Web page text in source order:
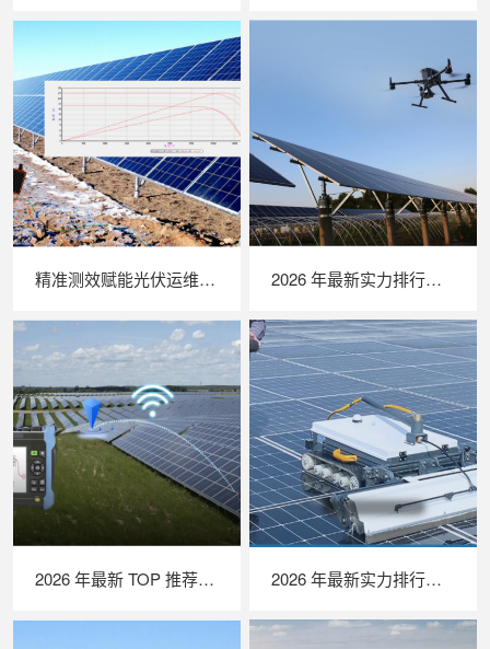
精准测效赋能光伏运维，苏州 LAILX LX‑PV32 便携式 IV 测试仪打造现场检测新标杆 2026 年最新实力排行｜无人机 EL 检测系统 TOP 推荐，LAILX LXH210 深度解析
2026 年最新 TOP 推荐｜绝缘接地综合测试仪实力排行，LAILX LXH601 深度测评 2026 年最新实力排行｜光伏清洗机器人 TOP 推荐，LAILX LX‑H403 深度解析